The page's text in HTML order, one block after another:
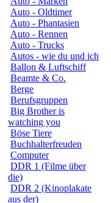
Auto - Oldtimer
Auto - Phantasien
Auto - Rennen
Auto - Trucks
Autos - wie du und ich
Ballon & Luftschiff
Beamte & Co.
Berge
Berufsgruppen
Big Brother is
watching you
Böse Tiere
Buchhalterfreuden
Computer
DDR 1 (Filme über
die)
DDR 2 (Kinoplakate
aus der)